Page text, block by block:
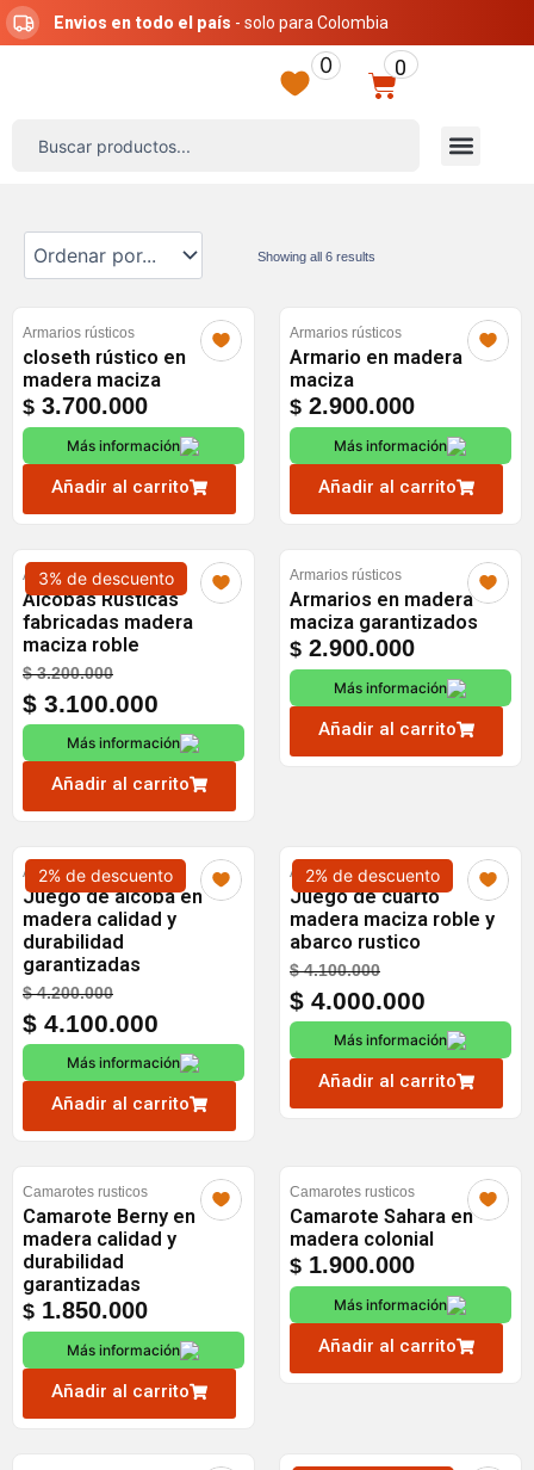
Ir
al
Envios en todo el país - solo para Colombia
0 0
Carrito
Menú
Showing all 6 results
Armarios rústicos
closeth rústico en
madera maciza
$ 3.700.000
Más información
Añadir al carrito
Armarios rústicos
Armario en madera
maciza
$ 2.900.000
Más información
Añadir al carrito
3% de descuento
Alcobas
Alcobas Rústicas
fabricadas madera
maciza roble
$3.200.000Original
price
was:
$ 3.200.000.
$ 3.100.000
is:
$ 3.100.000.
Más información
Añadir al carrito
Armarios rústicos
Armarios en madera
maciza garantizados
$ 2.900.000
Más información
Añadir al carrito
2% de descuento
Alcobas
Juego de alcoba en
madera calidad y
durabilidad
garantizadas
$4.200.000Original
price
was:
$ 4.200.000.
$ 4.100.000
is:
$ 4.100.000.
Más información
Añadir al carrito
2% de descuento
Alcobas
Juego de cuarto
madera maciza roble y
abarco rustico
$4.100.000Original
price
was:
$ 4.100.000.
$ 4.000.000
is:
$
Más información
Añadir al carrito
Camarotes rusticos
Camarote Berny en
madera calidad y
durabilidad
garantizadas
$ 1.850.000
Más información
Añadir al carrito
Camarotes rusticos
Camarote Sahara en
madera colonial
$ 1.900.000
Más información
Añadir al carrito